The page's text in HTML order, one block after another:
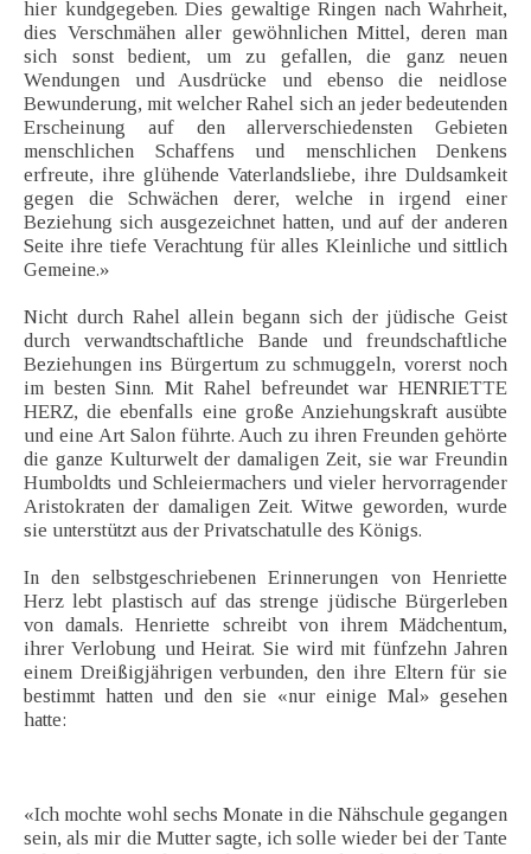
hier kundgegeben. Dies gewaltige Ringen nach Wahrheit,
dies Verschmähen aller gewöhnlichen Mittel, deren man
sich sonst bedient, um zu gefallen, die ganz neuen
Wendungen und Ausdrücke und ebenso die neidlose
Bewunderung, mit welcher Rahel sich an jeder bedeutenden
Erscheinung auf den allerverschiedensten Gebieten
menschlichen Schaffens und menschlichen Denkens
erfreute, ihre glühende Vaterlandsliebe, ihre Duldsamkeit
gegen die Schwächen derer, welche in irgend einer
Beziehung sich ausgezeichnet hatten, und auf der anderen
Seite ihre tiefe Verachtung für alles Kleinliche und sittlich
Gemeine.»
Nicht durch Rahel allein begann sich der jüdische Geist
durch verwandtschaftliche Bande und freundschaftliche
Beziehungen ins Bürgertum zu schmuggeln, vorerst noch
im besten Sinn. Mit Rahel befreundet war HENRIETTE
HERZ, die ebenfalls eine große Anziehungskraft ausübte
und eine Art Salon führte. Auch zu ihren Freunden gehörte
die ganze Kulturwelt der damaligen Zeit, sie war Freundin
Humboldts und Schleiermachers und vieler hervorragender
Aristokraten der damaligen Zeit. Witwe geworden, wurde
sie unterstützt aus der Privatschatulle des Königs.
In den selbstgeschriebenen Erinnerungen von Henriette
Herz lebt plastisch auf das strenge jüdische Bürgerleben
von damals. Henriette schreibt von ihrem Mädchentum,
ihrer Verlobung und Heirat. Sie wird mit fünfzehn Jahren
einem Dreißigjährigen verbunden, den ihre Eltern für sie
bestimmt hatten und den sie «nur einige Mal» gesehen
hatte:
«Ich mochte wohl sechs Monate in die Nähschule gegangen
sein, als mir die Mutter sagte, ich solle wieder bei der Tante